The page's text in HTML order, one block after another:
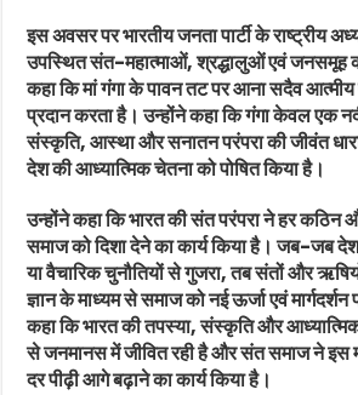
इस अवसर पर भारतीय जनता पार्टी के राष्ट्रीय
उपस्थित संत-महात्माओं, श्रद्धालुओं एवं जनसमूह
कहा कि मां गंगा के पावन तट पर आना सदैव
प्रदान करता है। उन्होंने कहा कि गंगा केवल एक
संस्कृति, आस्था और सनातन परंपरा की जीवंत
देश की आध्यात्मिक चेतना को पोषित किया है।
उन्होंने कहा कि भारत की संत परंपरा ने हर कठिन
समाज को दिशा देने का कार्य किया है। जब-जब
या वैचारिक चुनौतियों से गुजरा, तब संतों और
ज्ञान के माध्यम से समाज को नई ऊर्जा एवं
कहा कि भारत की तपस्या, संस्कृति और आध्यात्मिक
से जनमानस में जीवित रही है और संत समाज ने इस
दर पीढ़ी आगे बढ़ाने का कार्य किया है।